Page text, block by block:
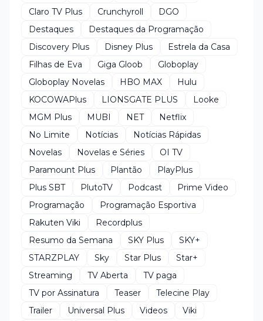
Claro TV Plus
Crunchyroll
DGO
Destaques
Destaques da Programação
Discovery Plus
Disney Plus
Estrela da Casa
Filhas de Eva
Giga Gloob
Globoplay
Globoplay Novelas
HBO MAX
Hulu
KOCOWAPlus
LIONSGATE PLUS
Looke
MGM Plus
MUBI NET
Netflix
No Limite
Notícias
Notícias Rápidas
Novelas
Novelas e Séries
OI TV
Paramount Plus
Plantão
PlayPlus
Plus SBT
PlutoTV Podcast
Prime Video
Programação
Programação Esportiva
Rakuten Viki
Recordplus
Resumo da Semana
SKY Plus
SKY+
STARZPLAY
Sky Star Plus
Star+
Streaming
TV Aberta
TV paga
TV por Assinatura
Teaser
Telecine Play
Trailer
Universal Plus Videos
Viki